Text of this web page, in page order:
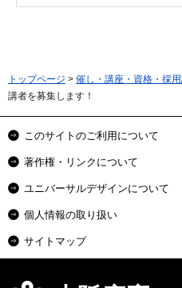
トップページ > 催し・講座・資格・採
講者を募集します！
このサイトのご利用について
著作権・リンクについて
ユニバーサルデザインについて
個人情報の取り扱い
サイトマップ